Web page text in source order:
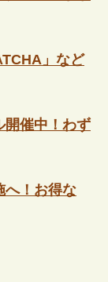
」など
開催中！わず
へ！お得な